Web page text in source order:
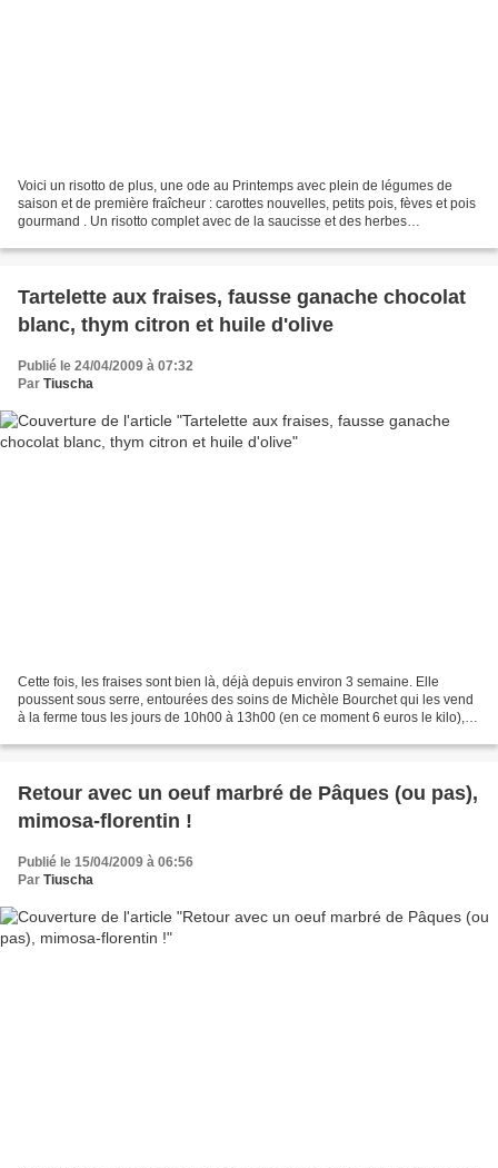
Voici un risotto de plus, une ode au Printemps avec plein de légumes de
saison et de première fraîcheur : carottes nouvelles, petits pois, fèves et pois
gourmand . Un risotto complet avec de la saucisse et des herbes
Tartelette aux fraises, fausse ganache chocolat
blanc, thym citron et huile d'olive
Publié le 24/04/2009 à 07:32
Par Tiuscha
Cette fois, les fraises sont bien là, déjà depuis environ 3 semaine. Elle
poussent sous serre, entourées des soins de Michèle Bourchet qui les vend
à la ferme tous les jours de 10h00 à 13h00 (en ce moment 6 euros le kilo),
Retour avec un oeuf marbré de Pâques (ou pas),
mimosa-florentin !
Publié le 15/04/2009 à 06:56
Par Tiuscha